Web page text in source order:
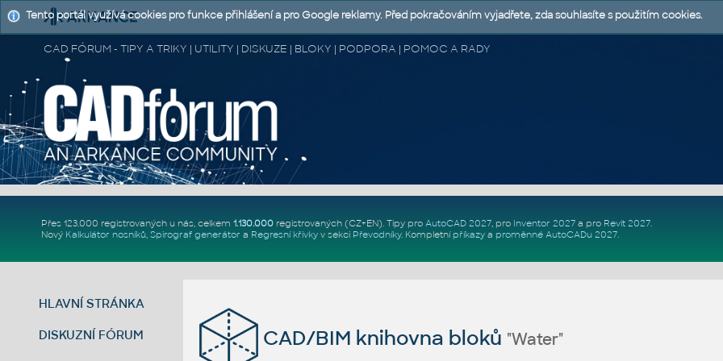
CAD FÓRUM - TIPY A TRIKY | UTILITY | DISKUZE | BLOKY | PODPORA | POMOC A RADY
Přes 123.000 registrovaných u nás, celkem 1.130.000registrovaných (CZ+EN). Tipy pro AutoCAD 2027, pro Inventor 2027a pro Revit 2027.
Nový Kalkulátor nosníků, Spirograf generátor a Regresní křivkyv sekci Převodníky. Kompletní příkazya proměnné AutoCADu 2027.
HLAVNÍ STRÁNKA
DISKUZNÍ FÓRUM CAD/BIM knihovna bloků "Water"
Tento portál využívá cookies pro funkce přihlášení a pro Google reklamy. Před pokračováním vyjadřete, zda souhlasíte s použitím cookies.